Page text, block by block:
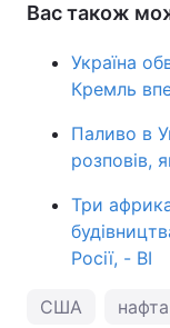
Вас також
Україна
Кремль
Паливо в
розповів,
Три
Росії, - BI
США нафта